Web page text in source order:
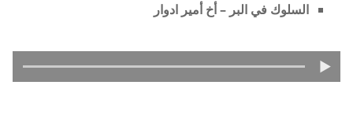
السلوك في البر – أخ أمير ادوار